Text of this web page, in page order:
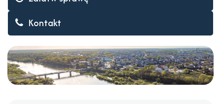
1
sztuki
drzewa
Kontakt